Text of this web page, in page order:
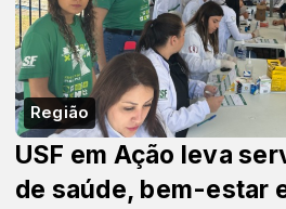
Região
USF em Ação leva
de saúde, bem-estar